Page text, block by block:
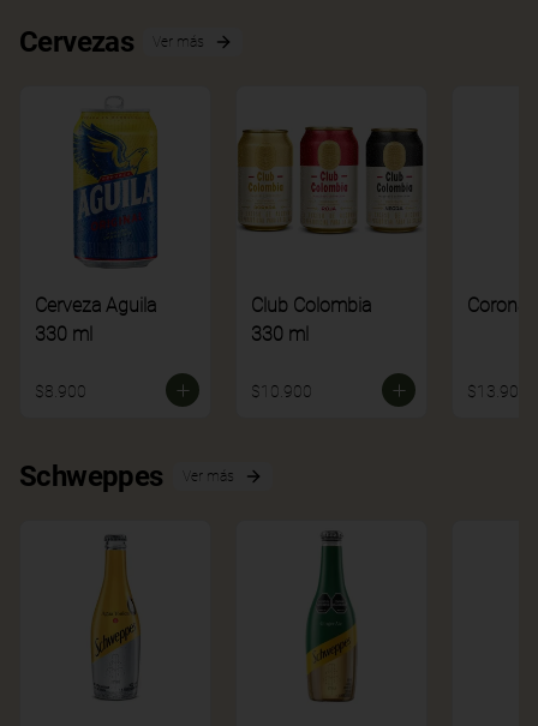
Cervezas Ver más
Cerveza Aguila
330 ml
$8.900
Club Colombia
330 ml
$10.900
Corona
$13.900
Schweppes Ver más